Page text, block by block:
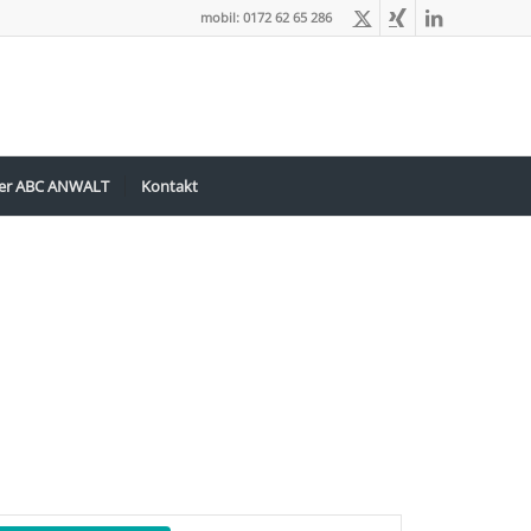
mobil: 0172 62 65 286
ABC ANWALT Kontakt